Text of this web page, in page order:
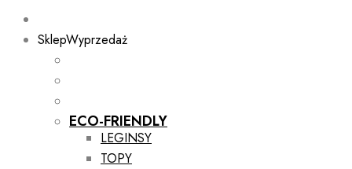
SklepWyprzedaż
ECO-FRIENDLY
LEGINSY
TOPY